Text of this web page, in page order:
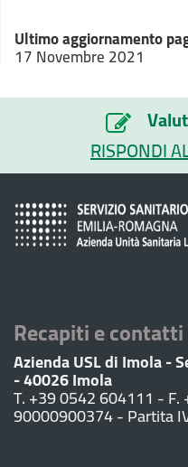
Ultimo aggiornamento
17 Novembre 2021
RISPONDI
Recapiti e contatti
Azienda USL di Imola -
- 40026 Imola
T. +39 0542 604111 -
90000900374 - Partita